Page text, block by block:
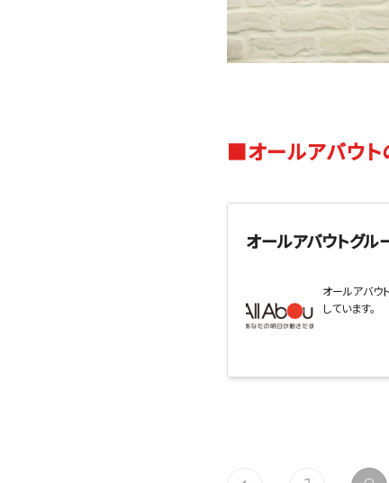
■オールアバウト
オールアバウトグル
オールアバウ
しています。